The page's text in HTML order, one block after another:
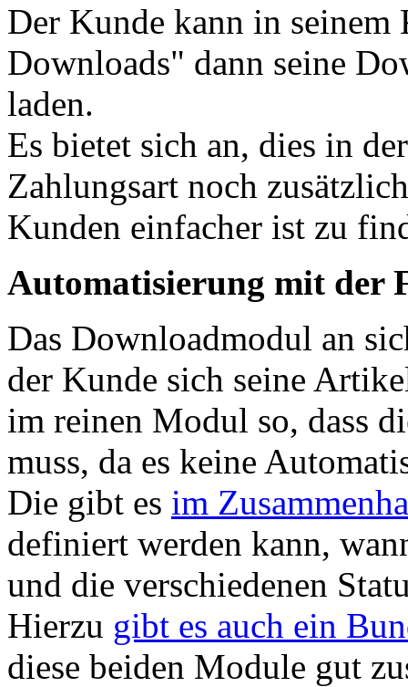
Der Kunde kann in
Downloads" dann seine
laden.
Es bietet sich an, dies in
Zahlungsart noch
Kunden einfacher ist zu
Automatisierung mit der
Das Downloadmodul an
der Kunde sich seine
im reinen Modul so, dass
muss, da es keine
Die gibt es im
definiert werden kann,
und die verschiedenen
Hierzu gibt es auch ein
diese beiden Module gut